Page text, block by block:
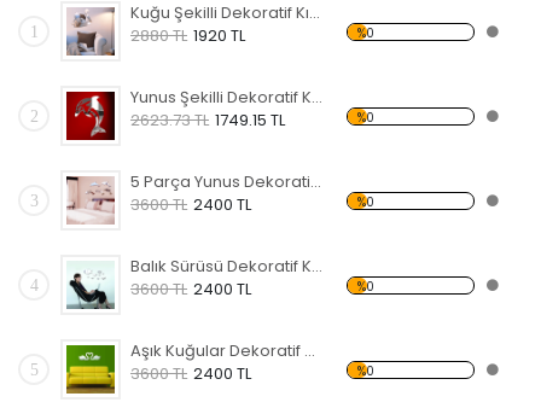
1
Kuğu Şekilli Dekoratif Kırılmaz Ayna
2880 TL 1920 TL %0
2
Yunus Şekilli Dekoratif Kırılmaz Ayna
2623.73 TL 1749.15 TL %0
3
5 Parça Yunus Dekoratif Kırılmaz Ayna
3600 TL 2400 TL %0
4
Balık Sürüsü Dekoratif Kırılmaz Ayna
3600 TL 2400 TL %0
5
Aşık Kuğular Dekoratif Kırılmaz Ayna
3600 TL 2400 TL %0